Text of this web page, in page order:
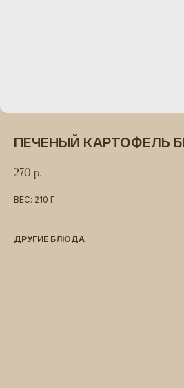
ПЕЧЕНЫЙ КАРТОФЕЛЬ
270 р.
ВЕС: 210 Г
ДРУГИЕ БЛЮДА